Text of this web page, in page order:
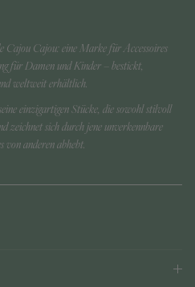
Cajou Cajou: eine Marke für Accessoires
für Damen und Kinder – bestickt,
weltweit erhältlich.
einzigartigen Stücke, die sowohl stilvoll
zeichnet sich durch jene unverkennbare
von anderen abhebt.